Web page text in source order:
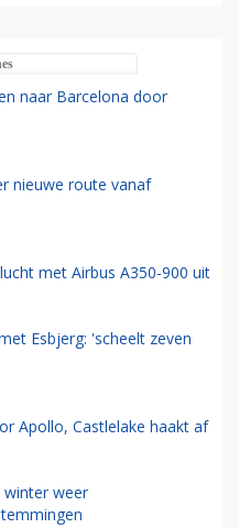
naar Barcelona door
nieuwe route vanaf
met Airbus A350-900 uit
Esbjerg: 'scheelt zeven
Apollo, Castlelake haakt af
winter weer